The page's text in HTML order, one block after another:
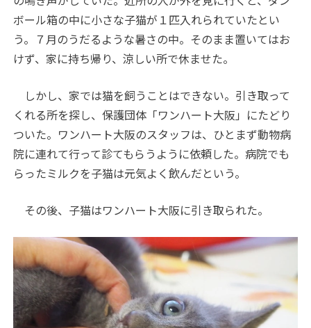
ボール箱の中に小さな子猫が１匹入れられていたとい
う。７月のうだるような暑さの中。そのまま置いてはお
けず、家に持ち帰り、涼しい所で休ませた。
しかし、家では猫を飼うことはできない。引き取って
くれる所を探し、保護団体「ワンハート大阪」にたどり
ついた。ワンハート大阪のスタッフは、ひとまず動物病
院に連れて行って診てもらうように依頼した。病院でも
らったミルクを子猫は元気よく飲んだという。
その後、子猫はワンハート大阪に引き取られた。